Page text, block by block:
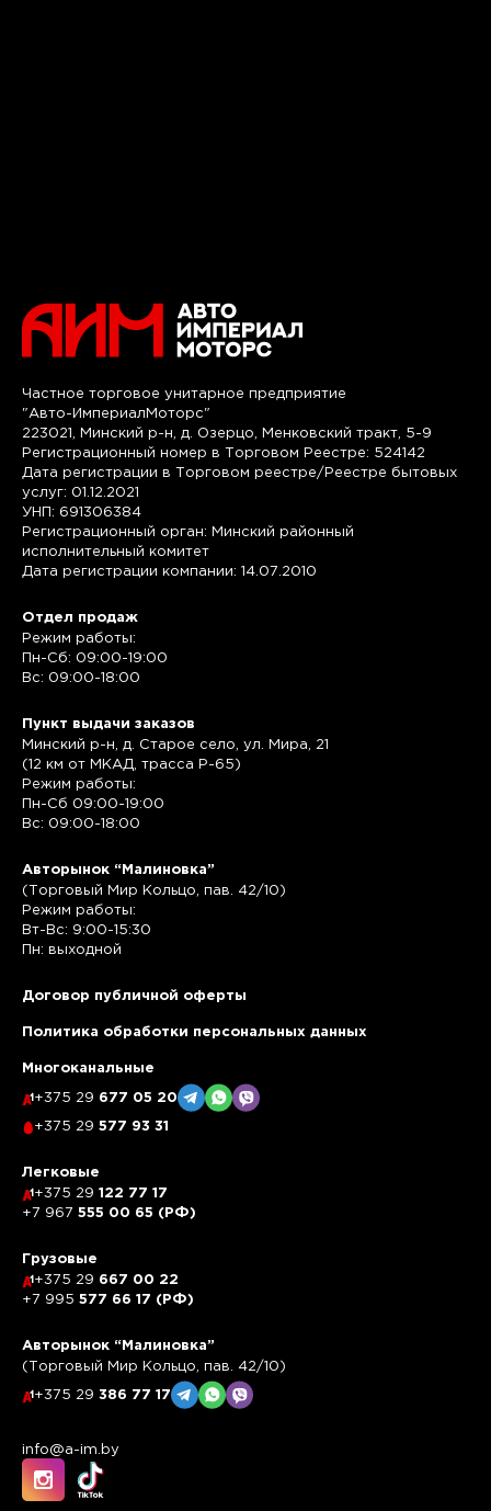
Частное торговое унитарное предприятие
"Авто-ИмпериалМоторс"
223021, Минский р-н, д. Озерцо, Менковский тракт, 5-9
Регистрационный номер в Торговом Реестре: 524142
Дата регистрации в Торговом реестре/Реестре бытовых
услуг: 01.12.2021
УНП: 691306384
Регистрационный орган: Минский районный
исполнительный комитет
Дата регистрации компании: 14.07.2010
Отдел продаж
Режим работы:
Пн-Сб: 09:00-19:00
Вс: 09:00-18:00
Пункт выдачи заказов
Минский р-н, д. Старое село, ул. Мира, 21
(12 км от МКАД, трасса P-65)
Режим работы:
Пн-Сб 09:00-19:00
Вс: 09:00-18:00
Авторынок “Малиновка”
(Торговый Мир Кольцо, пав. 42/10)
Режим работы:
Вт-Вс: 9:00-15:30
Пн: выходной
Договор публичной оферты
Политика обработки персональных данных
Многоканальные
+375 29 677 05 20
+375 29 577 93 31
Легковые
+375 29 122 77 17
+7 967 555 00 65 (РФ)
Грузовые
+375 29 667 00 22
+7 995 577 66 17 (РФ)
Авторынок “Малиновка”
(Торговый Мир Кольцо, пав. 42/10)
+375 29 386 77 17
info@a-im.by